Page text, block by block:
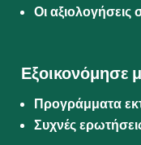
Οι αξιολογήσεις
Εξοικονόμησε
Προγράμματα
Συχνές